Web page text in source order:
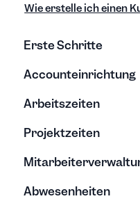
Wie erstelle ich einen
Erste Schritte
Accounteinrichtung
Einstellungen
Export/Import &
Hilfe & Tipps
Arbeitszeiten
Zeiten erfassen
Zeiten bearbeiten
Projektzeiten
Erfassung &
Projektberichte
Bearbeitung &
Abwesenheiten